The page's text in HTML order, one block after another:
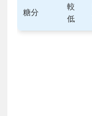
糖分
較
低